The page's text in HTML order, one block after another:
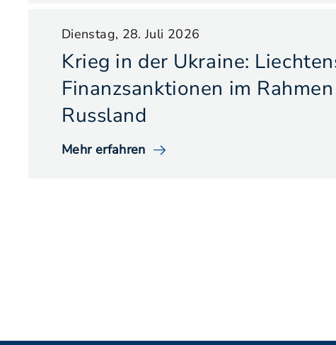
Dienstag, 28. Juli 2026
Krieg in der Ukraine:
Finanzsanktionen im
Russland
Mehr erfahren